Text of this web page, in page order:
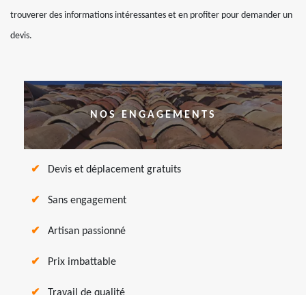
trouverer des informations intéressantes et en profiter pour demander un
devis.
NOS ENGAGEMENTS
Devis et déplacement gratuits
Sans engagement
Artisan passionné
Prix imbattable